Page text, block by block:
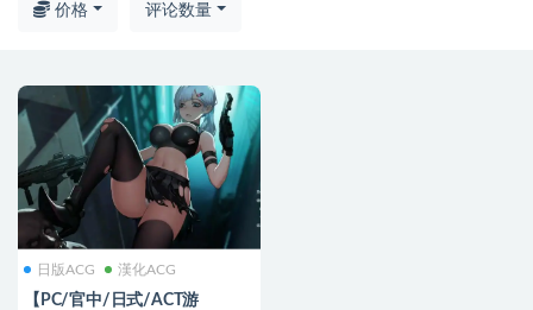
价格 评论数量
日版ACG 漢化ACG
【PC/官中/日式/ACT游